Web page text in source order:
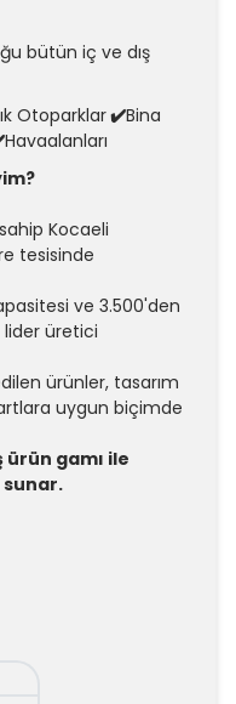
bütün iç ve dış
Otoparklar✔️Bina
Havaalanları
Kocaeli
tesisinde
ve 3.500'den
üretici
ürünler, tasarım
uygun biçimde
ürün gamı ile
sunar.